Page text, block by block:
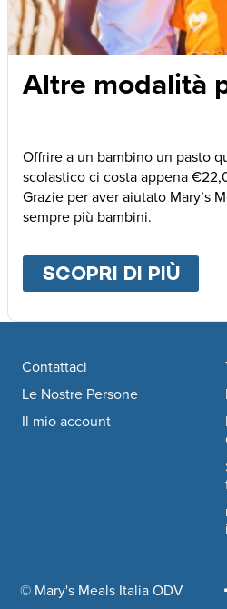
Altre modalità
Offrire a un bambino un pasto
scolastico ci costa appena
Grazie per aver aiutato Mary’s
sempre più bambini.
SCOPRI DI PIÙ
Footer
© Mary's Meals Italia ODV
Contattaci
Le Nostre Persone
Il mio account